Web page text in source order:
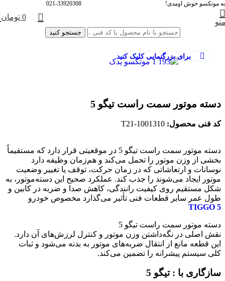
به موتکسو خوش اومدی! 021-33920308
0 تومان
جستجو کنید
خانه
برای بزرگنمایی کلیک کنید
دسته موتور سمت راست تیگو 5
کد فنی محصول: T21-1001310
دسته موتور سمت راست تیگو 5 در موقعیتی قرار دارد که مستقیماً
بخشی از وزن موتور را تحمل می‌کند و هم‌زمان وظیفه دارد
نوسانات و ارتعاشاتی که در زمان حرکت، توقف یا تغییر وضعیت
موتور ایجاد می‌شوند را جذب کند. عملکرد صحیح این دسته‌موتور، به
شکل مستقیم روی کیفیت رانندگی، کاهش صدا و ضربه در کابین و
طول عمر سایر قطعات فنی تأثیر می‌گذارد مخصوص خودرو
TIGGO 5
دسته موتور سمت راست تیگو 5
نقش اصلی در نگه‌داشتن وزن موتور و کنترل لرزش‌های آن دارد.
این قطعه مانع از انتقال ضربه‌های موتور به بدنه می‌شود و ثبات
کلی سیستم پیشرانه را تضمین می‌کند.
سازگاری با : تیگو 5